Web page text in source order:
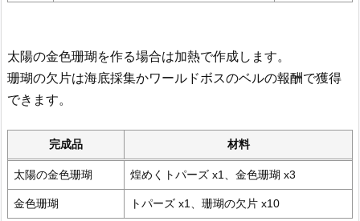
太陽の金色珊瑚を作る場合は加熱で作成します。
珊瑚の欠片は海底採集かワールドボスのベルの報酬で獲得
できます。
完成品 材料
太陽の金色珊瑚 煌めくトパーズ x1、金色珊瑚 x3
金色珊瑚 トパーズ x1、珊瑚の欠片 x10